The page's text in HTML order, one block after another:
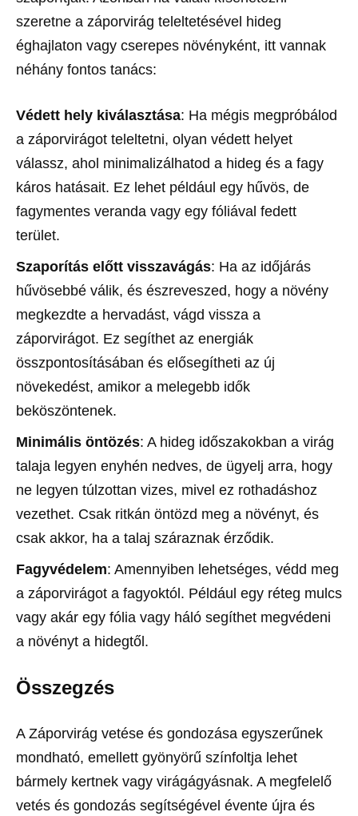
szeretne a záporvirág teleltetésével hideg
éghajlaton vagy cserepes növényként, itt vannak
néhány fontos tanács:
Védett hely kiválasztása: Ha mégis megpróbálod
a záporvirágot teleltetni, olyan védett helyet
válassz, ahol minimalizálhatod a hideg és a fagy
káros hatásait. Ez lehet például egy hűvös, de
fagymentes veranda vagy egy fóliával fedett
terület.
Szaporítás előtt visszavágás: Ha az időjárás
hűvösebbé válik, és észreveszed, hogy a növény
megkezdte a hervadást, vágd vissza a
záporvirágot. Ez segíthet az energiák
összpontosításában és elősegítheti az új
növekedést, amikor a melegebb idők
beköszöntenek.
Minimális öntözés: A hideg időszakokban a virág
talaja legyen enyhén nedves, de ügyelj arra, hogy
ne legyen túlzottan vizes, mivel ez rothadáshoz
vezethet. Csak ritkán öntözd meg a növényt, és
csak akkor, ha a talaj száraznak érződik.
Fagyvédelem: Amennyiben lehetséges, védd meg
a záporvirágot a fagyoktól. Például egy réteg mulcs
vagy akár egy fólia vagy háló segíthet megvédeni
a növényt a hidegtől.
Összegzés
A Záporvirág vetése és gondozása egyszerűnek
mondható, emellett gyönyörű színfoltja lehet
bármely kertnek vagy virágágyásnak. A megfelelő
vetés és gondozás segítségével évente újra és